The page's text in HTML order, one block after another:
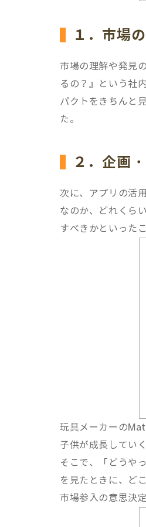
１．市場
市場の理解や発見
るの？』という社
パクトをきちんと
た。
２．企画
次に、アプリの活
なのか、どれくら
すべきかといった
玩具メーカーの
子供が成長してい
そこで、「どうや
を見たときに、ど
市場参入の意思決